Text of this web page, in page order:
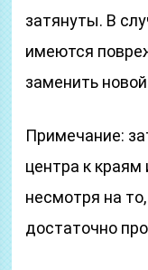
затянуты. В
имеются
заменить
Примечание:
центра к краям
несмотря на
достаточно